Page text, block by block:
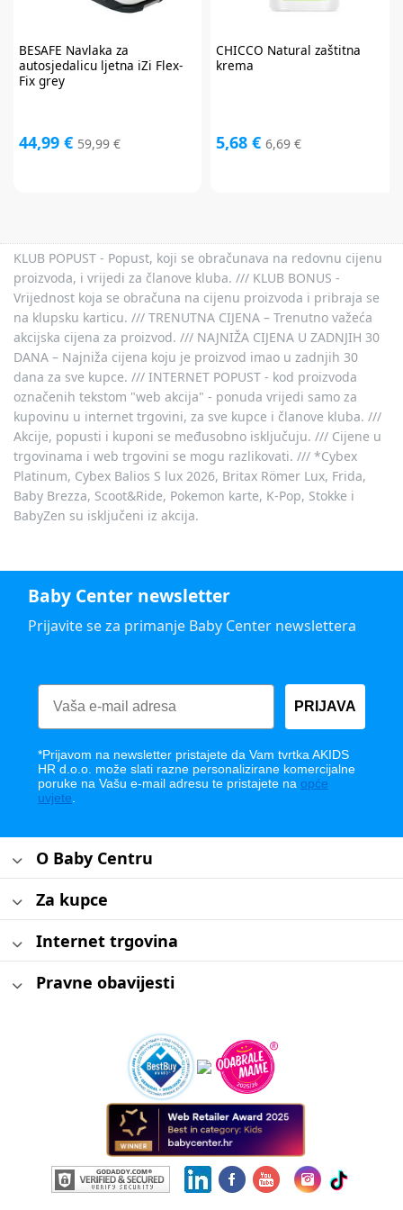
BESAFE Navlaka za
autosjedalicu ljetna iZi Flex-
Fix grey
44,99 € 59,99 €
CHICCO Natural zaštitna
krema
5,68 € 6,69 €
KLUB POPUST - Popust, koji se obračunava na redovnu cijenu
proizvoda, i vrijedi za članove kluba. /// KLUB BONUS -
Vrijednost koja se obračuna na cijenu proizvoda i pribraja se
na klupsku karticu. /// TRENUTNA CIJENA – Trenutno važeća
akcijska cijena za proizvod. /// NAJNIŽA CIJENA U ZADNJIH 30
DANA – Najniža cijena koju je proizvod imao u zadnjih 30
dana za sve kupce. /// INTERNET POPUST - kod proizvoda
označenih tekstom "web akcija" - ponuda vrijedi samo za
kupovinu u internet trgovini, za sve kupce i članove kluba. ///
Akcije, popusti i kuponi se međusobno isključuju. /// Cijene u
trgovinama i web trgovini se mogu razlikovati. /// *Cybex
Platinum, Cybex Balios S lux 2026, Britax Römer Lux, Frida,
Baby Brezza, Scoot&Ride, Pokemon karte, K-Pop, Stokke i
BabyZen su isključeni iz akcija.
Baby Center newsletter
Prijavite se za primanje Baby Center newslettera
PRIJAVA
*Prijavom na newsletter pristajete da Vam tvrtka AKIDS
HR d.o.o. može slati razne personalizirane komercijalne
poruke na Vašu e-mail adresu te pristajete na opće
uvjete
O Baby Centru
Za kupce
Internet trgovina
Pravne obavijesti
usluga. Promo kod za popust nije moguće kombinirati s aktualnim